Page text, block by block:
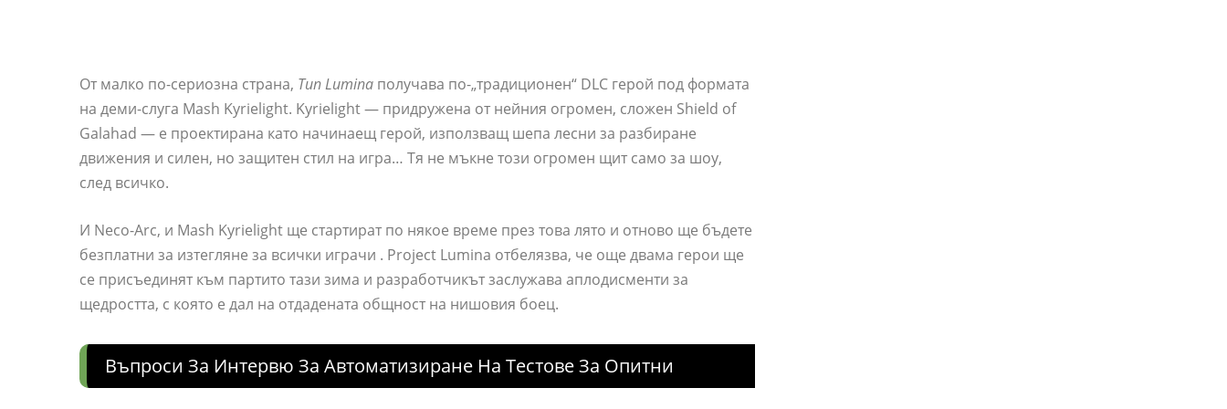
От малко по-сериозна страна, Тип Lumina получава по-„традиционен“ DLC герой под формата
на деми-слуга Mash Kyrielight. Kyrielight — придружена от нейния огромен, сложен Shield of
Galahad — е проектирана като начинаещ герой, използващ шепа лесни за разбиране
движения и силен, но защитен стил на игра… Тя не мъкне този огромен щит само за шоу,
след всичко.
И Neco-Arc, и Mash Kyrielight ще стартират по някое време през това лято и отново ще бъдете
безплатни за изтегляне за всички играчи . Project Lumina отбелязва, че още двама герои ще
се присъединят към партито тази зима и разработчикът заслужава аплодисменти за
щедростта, с която е дал на отдадената общност на нишовия боец.
Въпроси За Интервю За Автоматизиране На Тестове За Опитни